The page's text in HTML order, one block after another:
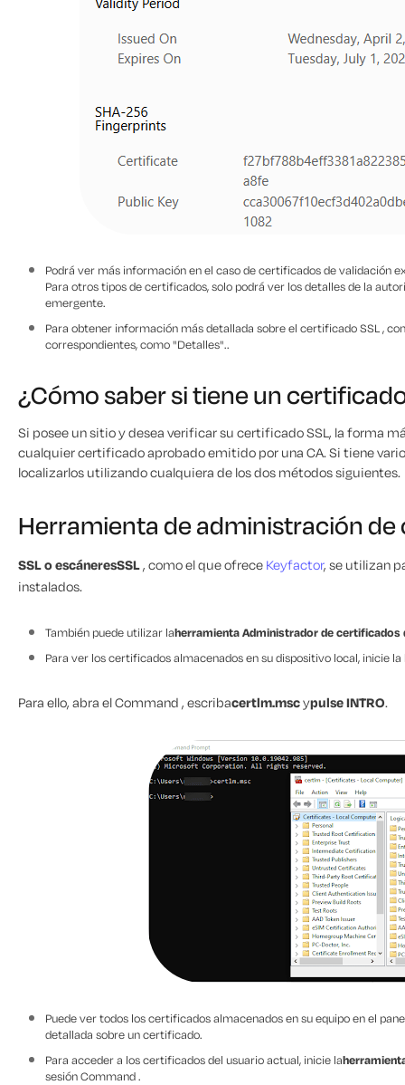
Podrá ver más información en el caso de certificados de validación
Para otros tipos de certificados, solo podrá ver los detalles de la
emergente.
Para obtener información más detallada sobre el certificado SSL ,
correspondientes, como "Detalles"..
¿Cómo saber si tiene un
Si posee un sitio y desea verificar su certificado SSL, la forma
cualquier certificado aprobado emitido por una CA. Si tiene
localizarlos utilizando cualquiera de los dos métodos siguientes.
Herramienta de administración
SSL o escáneresSSL, como el que ofrece Keyfactor, se utilizan
instalados.
También puede utilizar laherramienta Administrador de certificados
Para ver los certificados almacenados en su dispositivo local, inicie
Para ello, abra el Command , escribacertlm.mscypulse INTRO.
Puede ver todos los certificados almacenados en su equipo en el
detallada sobre un certificado.
Para acceder a los certificados del usuario actual, inicie la
sesión Command .